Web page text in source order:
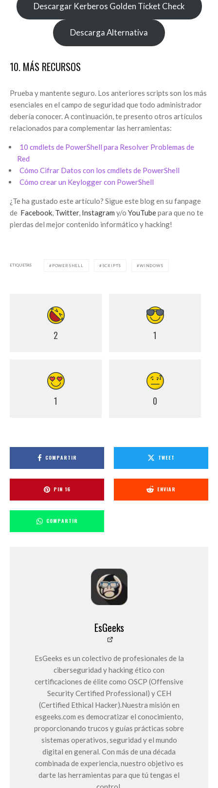
Descargar Kerberos Golden Ticket Check
Descarga Alternativa
10. MÁS RECURSOS
Prueba y mantente seguro. Los anteriores scripts son los más
esenciales en el campo de seguridad que todo administrador
debería conocer. A continuación, te presento otros artículos
relacionados para complementar las herramientas:
10 cmdlets de PowerShell para Resolver Problemas de
Red
Cómo Cifrar Datos con los cmdlets de PowerShell
Cómo crear un Keylogger con PowerShell
¿Te ha gustado este artículo? Sigue este blog en su fanpage
de Facebook Twitter, Instagram y/o YouTubepara que no te
pierdas del mejor contenido informático y hacking!
ETIQUETAS POWERSHELL SCRIPTS WINDOWS
2 1
1 0
COMPARTIR TWEET
PIN 16 ENVIAR
COMPARTIR
EsGeeks
EsGeeks es un colectivo de profesionales de la
ciberseguridad y hacking ético con
certificaciones de élite como OSCP (Offensive
Security Certified Professional) y CEH
(Certified Ethical Hacker).Nuestra misión en
esgeeks.com es democratizar el conocimiento,
proporcionando trucos y guías prácticas sobre
sistemas operativos, seguridad y el mundo
digital en general. Con más de una década
combinada de experiencia, nuestro objetivo es
darte las herramientas para que tú tengas el